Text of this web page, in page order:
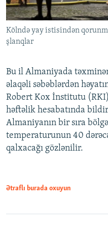
Kölndə yay istisindən
şlanqlar
Bu il Almaniyada
əlaqəli səbəblərdən
Robert Kox İnstitutu
həftəlik hesabatında
Almaniyanın bir sıra
temperaturunun 40
qalxacağı gözlənilir.
Ətraflı burada oxuyun